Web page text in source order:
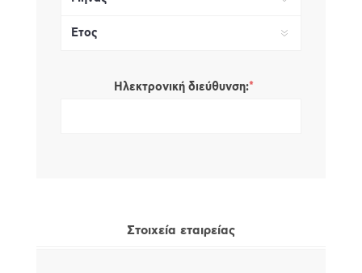
Ηλεκτρονική διεύθυνση:*
Στοιχεία εταιρείας